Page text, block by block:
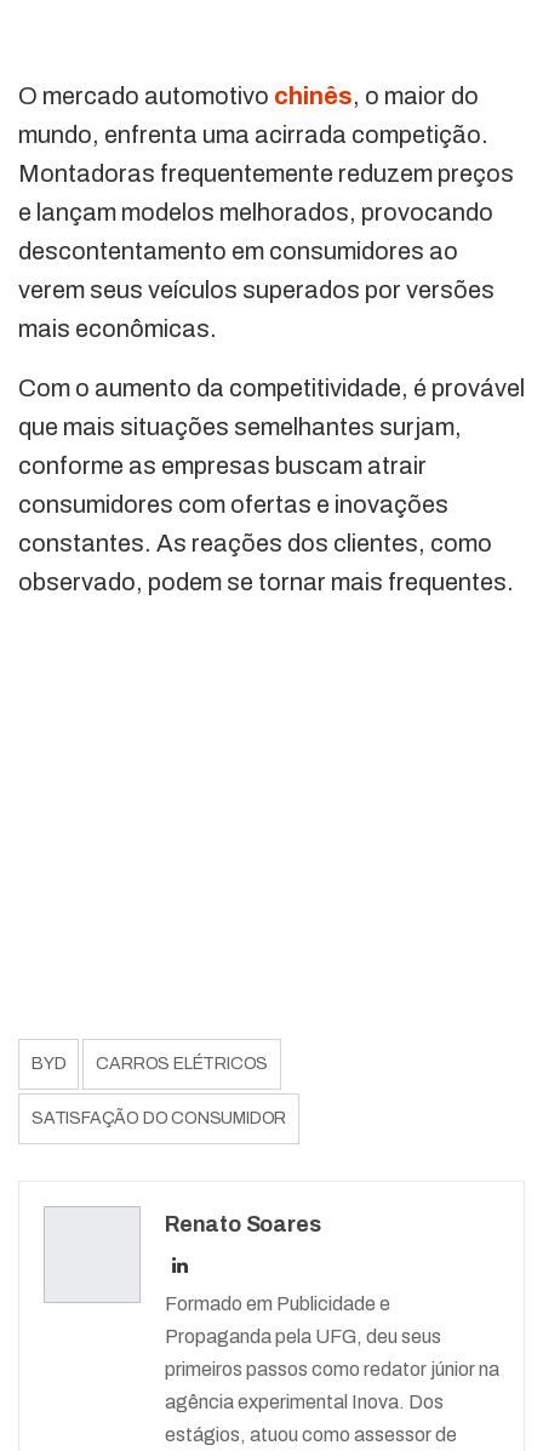
O mercado automotivo chinês, o maior do
mundo, enfrenta uma acirrada competição.
Montadoras frequentemente reduzem preços
e lançam modelos melhorados, provocando
descontentamento em consumidores ao
verem seus veículos superados por versões
mais econômicas.
Com o aumento da competitividade, é provável
que mais situações semelhantes surjam,
conforme as empresas buscam atrair
consumidores com ofertas e inovações
constantes. As reações dos clientes, como
observado, podem se tornar mais frequentes.
BYD CARROS ELÉTRICOS
SATISFAÇÃO DO CONSUMIDOR
Renato Soares
Formado em Publicidade e
Propaganda pela UFG, deu seus
primeiros passos como redator júnior na
agência experimental Inova. Dos
estágios, atuou como assessor de